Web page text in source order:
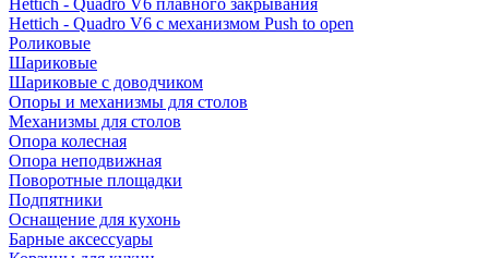
Hettich - Quadro V6 плавного закрывания
Hettich - Quadro V6 с механизмом Push to open
Роликовые
Шариковые
Шариковые с доводчиком
Опоры и механизмы для столов
Механизмы для столов
Опора колесная
Опора неподвижная
Поворотные площадки
Подпятники
Оснащение для кухонь
Барные аксессуары